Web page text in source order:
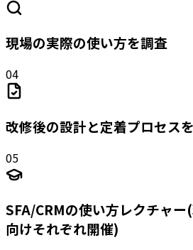
現場の実際の使い方を調査
04
改修後の設計と定着プロセス
05
SFA/CRMの使い方レクチャー
向けそれぞれ開催)